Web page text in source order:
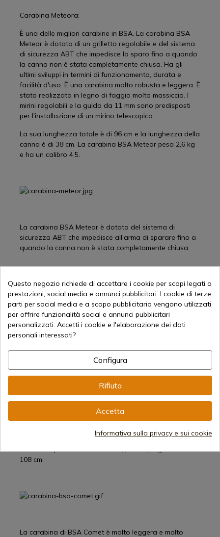
Carabina Meteora:
È una delle migliori carabine in BSA. La carabina BSA
Meteor è dotata di un grilletto regolabile e del sistema
di sicurezza ABT che impedisce lo sparo fino a quando
la canna non è stata completamente chiusa. Ha gli
ultimi sviluppi in termini di funzionamento, durata e
facilità d'uso. È una carabina molto robusta e leggera. È
stato realizzato in legno di faggio molto massiccio. I
mirini regolabili e la guida da 11 mm sono predisposti
per l'installazione di un mirino telescopico.
La sua lunghezza totale è di 96 cm e la lunghezza della
canna è di 38 cm. La carabina BSA Meteor pesa 2,6 kg
e ha un calibro 4,5.
La carabina BSA Meteor è dotata del sistema di
sicurezza ABT che impedisce all'arma di sparare fino a
quando la canna non è stata completamente chiusa.
Carabina Comet:
Questa carabina leggera BSA possiede una grande
robustezza, una perfetta accuratezza e precisione, una
maneggevolezza facile e veloce e l'opzione del mirino
telescopico che consente di individuare bersagli molto
dedicati.
Inoltre, la carabina Comet include un superbo calcio in
fibra resistente all'acqua e agli urti. Ha cuscinetti
Come la Meteor, la carabina BSA Comet è dotata del
sistema di sicurezza ABT.
Si tratta di un calibro da 4,5 mm. La velocità iniziale alla
volata del proiettile è di 250 m/s, pesa 2,7 kg e misura
108 cm.
La carabina di BSA Comet è molto leggera e molto
Questo negozio richiede di accettare i cookie per scopi legati a
prestazioni, social media e annunci pubblicitari. I cookie di terze
parti per social media e a scopo pubblicitario vengono utilizzati
per offrire funzionalità social e annunci pubblicitari
personalizzati. Accetti i cookie e l'elaborazione dei dati
personali interessati?
Configura
Rifiuta
Accetta
Informativa sulla privacy e sui cookie